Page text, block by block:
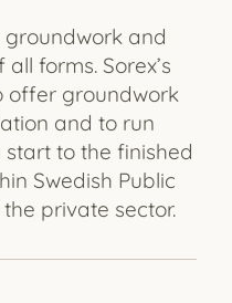
and
forms. Sorex’s
offer groundwork
and to run
to the finished
Swedish Public
private sector.